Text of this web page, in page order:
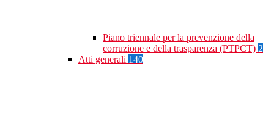
Piano triennale per la prevenzione della
corruzione e della trasparenza (PTPCT) 2
Atti generali 140